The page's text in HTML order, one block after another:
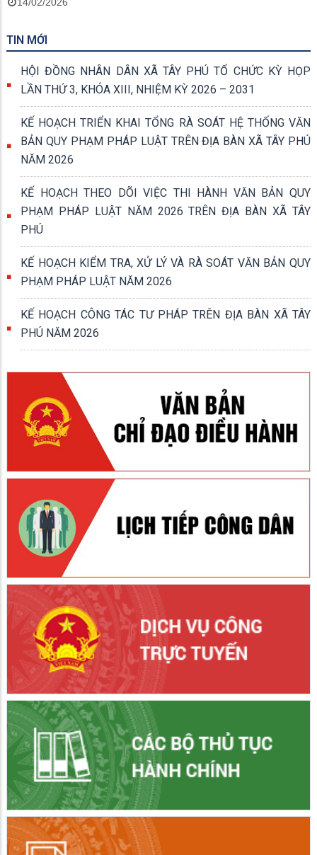
TIN MỚI
HỘI ĐỒNG NHÂN DÂN XÃ TÂY PHÚ TỔ CHỨC KỲ HỌP
LẦN THỨ 3, KHÓA XIII, NHIỆM KỲ 2026 – 2031
KẾ HOẠCH TRIỂN KHAI TỔNG RÀ SOÁT HỆ THỐNG VĂN
BẢN QUY PHẠM PHÁP LUẬT TRÊN ĐỊA BÀN XÃ TÂY PHÚ
NĂM 2026
KẾ HOẠCH THEO DÕI VIỆC THI HÀNH VĂN BẢN QUY
PHẠM PHÁP LUẬT NĂM 2026 TRÊN ĐỊA BÀN XÃ TÂY
PHÚ
KẾ HOẠCH KIỂM TRA, XỬ LÝ VÀ RÀ SOÁT VĂN BẢN QUY
PHẠM PHÁP LUẬT NĂM 2026
KẾ HOẠCH CÔNG TÁC TƯ PHÁP TRÊN ĐỊA BÀN XÃ TÂY
PHÚ NĂM 2026